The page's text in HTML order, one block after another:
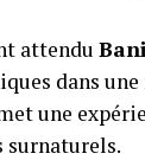
attendu
dans
une
surnaturels.